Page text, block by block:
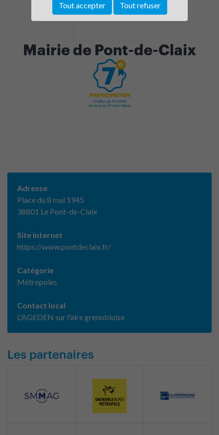
Mairie de Pont-de-Claix
Adresse
Place du 8 mai 1945
38801 Le Pont-de-Claix
Site Internet
https://www.pontdeclaix.fr/
Catégorie
Métropoles
Contact local
L'AGEDEN sur l'aire grenobloise
Les partenaires
Tout accepter Tout refuser